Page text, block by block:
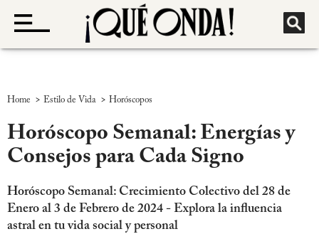
Home > Estilo de Vida > Horóscopos
Horóscopo Semanal: Energías y
Consejos para Cada Signo
Horóscopo Semanal: Crecimiento Colectivo del 28 de
Enero al 3 de Febrero de 2024 - Explora la influencia
astral en tu vida social y personal